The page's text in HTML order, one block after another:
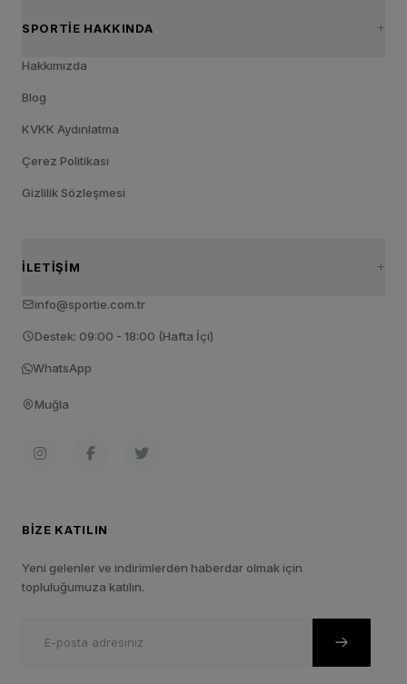
SPORTIE HAKKINDA
Hakkımızda
Blog
KVKK Aydınlatma
Çerez Politikası
Gizlilik Sözleşmesi
İLETIŞIM
info@sportie.com.tr
Destek: 09:00 - 18:00 (Hafta İçi)
WhatsApp
Muğla
BIZE KATILIN
Yeni gelenler ve indirimlerden haberdar olmak için
topluluğumuza katılın.